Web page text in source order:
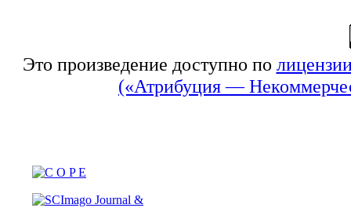
Это произведение доступно по
(«Атрибуция —